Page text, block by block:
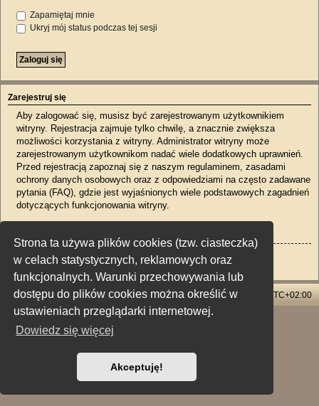
Strona ta używa plików cookies (tzw. ciasteczka)
w celach statystycznych, reklamowych oraz
funkcjonalnych. Warunki przechowywania lub
dostępu do plików cookies można określić w
ustawieniach przeglądarki internetowej.
Dowiedz się więcej
Akceptuję!
Zapamiętaj mnie
Ukryj mój status podczas tej sesji
Zarejestruj się
Aby zalogować się, musisz być zarejestrowanym użytkownikiem
witryny. Rejestracja zajmuje tylko chwilę, a znacznie zwiększa
możliwości korzystania z witryny. Administrator witryny może
zarejestrowanym użytkownikom nadać wiele dodatkowych uprawnień.
Przed rejestracją zapoznaj się z naszym regulaminem, zasadami
ochrony danych osobowych oraz z odpowiedziami na często zadawane
pytania (FAQ), gdzie jest wyjaśnionych wiele podstawowych zagadnień
dotyczących funkcjonowania witryny.
Zarejestruj się
Strona główna Strefa czasowa UTC+02:00
Usuń ciasteczka witryny
Technologię dostarcza phpBB® Forum Software © phpBB Limited
Polski pakiet językowy dostarcza
Zasady ochrony danych osobowych |Regulamin